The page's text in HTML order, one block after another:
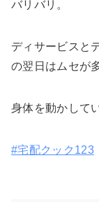
バリバリ。
ディサービスと
の翌日はムセが
身体を動かして
#宅配クック123